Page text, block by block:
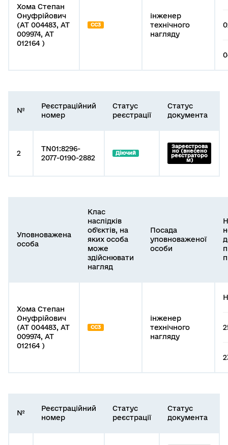
Хома Степан
Онуфрійович
(АТ 004483, АТ
009974, АТ
012164 )
СС3
інженер
технічного
нагляду
№
Реєстраційний
номер
Статус
реєстрації
Статус
документа
2
TN01:8296-
2077-0190-2882
Діючий
Зареєстрова
но (внесено
реєстраторо
м)
Уповноважена
особа
Клас
наслідків
об'єктів, на
яких особа
може
здійснювати
нагляд
Посада
уповноваженої
особи
Хома Степан
Онуфрійович
(АТ 004483, АТ
009974, АТ
012164 )
СС3
інженер
технічного
нагляду
№
Реєстраційний
номер
Статус
реєстрації
Статус
документа